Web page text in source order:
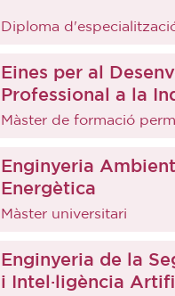
Diploma
Eines per al
Professional a la
Màster de formació
Enginyeria
Energètica
Màster universitari
Enginyeria de la
i Intel·ligència